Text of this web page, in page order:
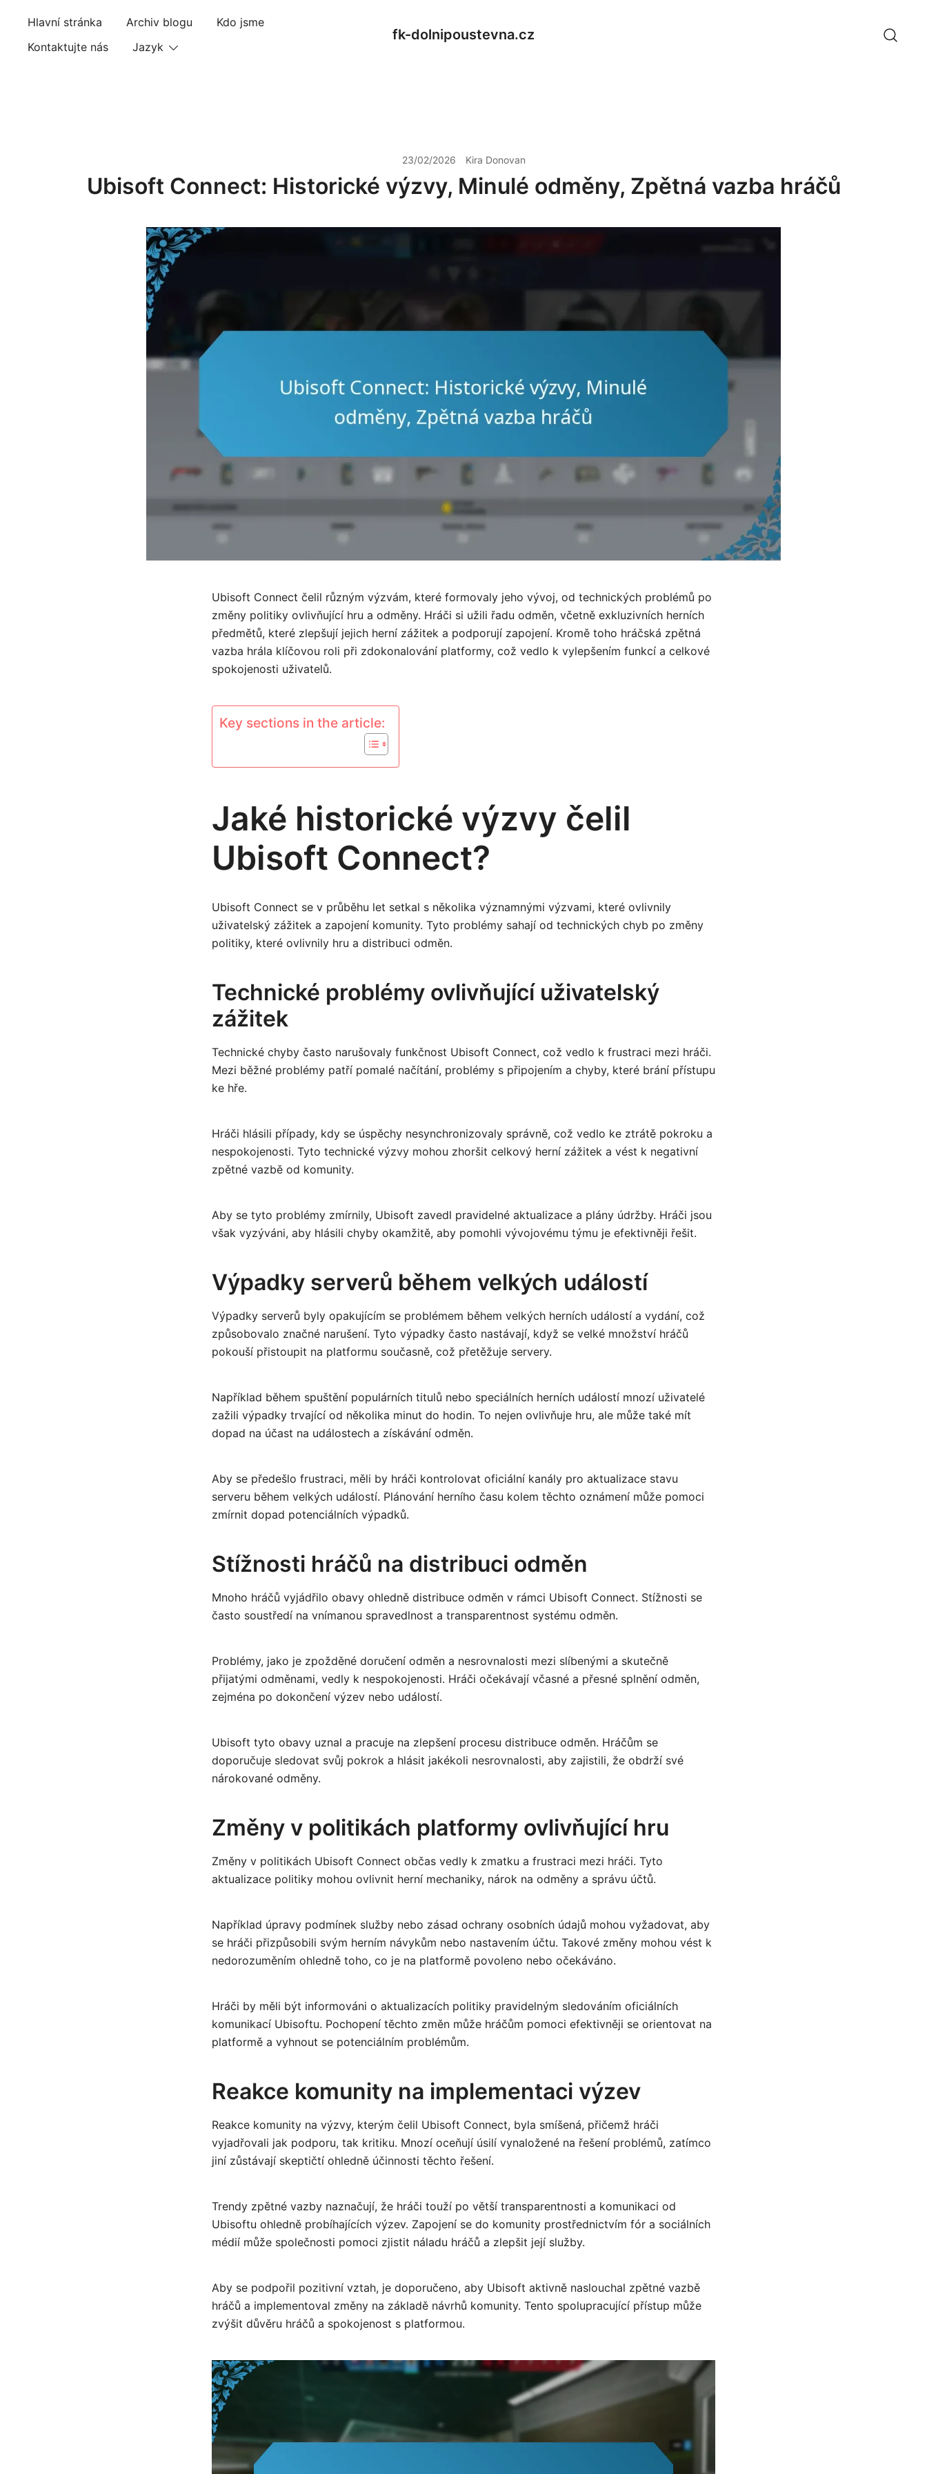
content
Hlavní stránka Archiv blogu
Kdo jsme
Kontaktujte nás
Jazyk
fk-dolnipoustevna.cz
23/02/2026 Kira Donovan
Ubisoft Connect: Historické výzvy, Minulé odměny, Zpětná vazba hráčů
Ubisoft Connect čelil různým výzvám, které formovaly jeho vývoj, od technických problémů po
změny politiky ovlivňující hru a odměny. Hráči si užili řadu odměn, včetně exkluzivních herních
předmětů, které zlepšují jejich herní zážitek a podporují zapojení. Kromě toho hráčská zpětná
vazba hrála klíčovou roli při zdokonalování platformy, což vedlo k vylepšením funkcí a celkové
spokojenosti uživatelů.
Key sections in the article:
Jaké historické výzvy čelil
Ubisoft Connect?
Ubisoft Connect se v průběhu let setkal s několika významnými výzvami, které ovlivnily
uživatelský zážitek a zapojení komunity. Tyto problémy sahají od technických chyb po změny
politiky, které ovlivnily hru a distribuci odměn.
Technické problémy ovlivňující uživatelský
zážitek
Technické chyby často narušovaly funkčnost Ubisoft Connect, což vedlo k frustraci mezi hráči.
Mezi běžné problémy patří pomalé načítání, problémy s připojením a chyby, které brání přístupu
ke hře.
Hráči hlásili případy, kdy se úspěchy nesynchronizovaly správně, což vedlo ke ztrátě pokroku a
nespokojenosti. Tyto technické výzvy mohou zhoršit celkový herní zážitek a vést k negativní
zpětné vazbě od komunity.
Aby se tyto problémy zmírnily, Ubisoft zavedl pravidelné aktualizace a plány údržby. Hráči jsou
však vyzýváni, aby hlásili chyby okamžitě, aby pomohli vývojovému týmu je efektivněji řešit.
Výpadky serverů během velkých událostí
Výpadky serverů byly opakujícím se problémem během velkých herních událostí a vydání, což
způsobovalo značné narušení. Tyto výpadky často nastávají, když se velké množství hráčů
pokouší přistoupit na platformu současně, což přetěžuje servery.
Například během spuštění populárních titulů nebo speciálních herních událostí mnozí uživatelé
zažili výpadky trvající od několika minut do hodin. To nejen ovlivňuje hru, ale může také mít
dopad na účast na událostech a získávání odměn.
Aby se předešlo frustraci, měli by hráči kontrolovat oficiální kanály pro aktualizace stavu
serveru během velkých událostí. Plánování herního času kolem těchto oznámení může pomoci
zmírnit dopad potenciálních výpadků.
Stížnosti hráčů na distribuci odměn
Mnoho hráčů vyjádřilo obavy ohledně distribuce odměn v rámci Ubisoft Connect. Stížnosti se
často soustředí na vnímanou spravedlnost a transparentnost systému odměn.
Problémy, jako je zpožděné doručení odměn a nesrovnalosti mezi slíbenými a skutečně
přijatými odměnami, vedly k nespokojenosti. Hráči očekávají včasné a přesné splnění odměn,
zejména po dokončení výzev nebo událostí.
Ubisoft tyto obavy uznal a pracuje na zlepšení procesu distribuce odměn. Hráčům se
doporučuje sledovat svůj pokrok a hlásit jakékoli nesrovnalosti, aby zajistili, že obdrží své
nárokované odměny.
Změny v politikách platformy ovlivňující hru
Změny v politikách Ubisoft Connect občas vedly k zmatku a frustraci mezi hráči. Tyto
aktualizace politiky mohou ovlivnit herní mechaniky, nárok na odměny a správu účtů.
Například úpravy podmínek služby nebo zásad ochrany osobních údajů mohou vyžadovat, aby
se hráči přizpůsobili svým herním návykům nebo nastavením účtu. Takové změny mohou vést k
nedorozuměním ohledně toho, co je na platformě povoleno nebo očekáváno.
Hráči by měli být informováni o aktualizacích politiky pravidelným sledováním oficiálních
komunikací Ubisoftu. Pochopení těchto změn může hráčům pomoci efektivněji se orientovat na
platformě a vyhnout se potenciálním problémům.
Reakce komunity na implementaci výzev
Reakce komunity na výzvy, kterým čelil Ubisoft Connect, byla smíšená, přičemž hráči
vyjadřovali jak podporu, tak kritiku. Mnozí oceňují úsilí vynaložené na řešení problémů, zatímco
jiní zůstávají skeptičtí ohledně účinnosti těchto řešení.
Trendy zpětné vazby naznačují, že hráči touží po větší transparentnosti a komunikaci od
Ubisoftu ohledně probíhajících výzev. Zapojení se do komunity prostřednictvím fór a sociálních
médií může společnosti pomoci zjistit náladu hráčů a zlepšit její služby.
Aby se podpořil pozitivní vztah, je doporučeno, aby Ubisoft aktivně naslouchal zpětné vazbě
hráčů a implementoval změny na základě návrhů komunity. Tento spolupracující přístup může
zvýšit důvěru hráčů a spokojenost s platformou.